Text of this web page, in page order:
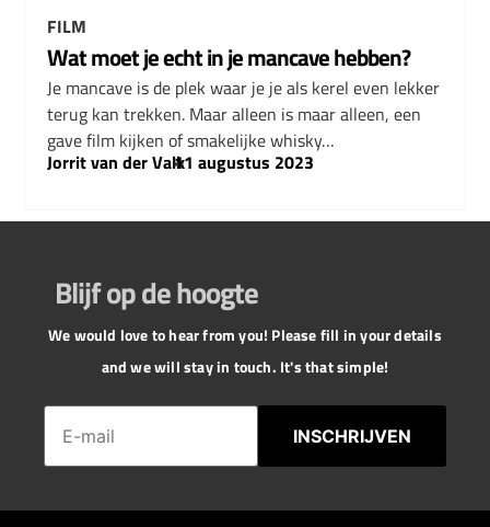
FILM
Wat moet je echt in je mancave hebben?
Je mancave is de plek waar je je als kerel even lekker
terug kan trekken. Maar alleen is maar alleen, een
gave film kijken of smakelijke whisky…
Jorrit van der Valk
–
11 augustus 2023
Blijf op de hoogte
We would love to hear from you! Please fill in your details
and we will stay in touch. It's that simple!
INSCHRIJVEN